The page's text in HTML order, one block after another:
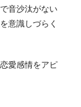
音沙汰がない
意識しづらく
愛感情をアピ